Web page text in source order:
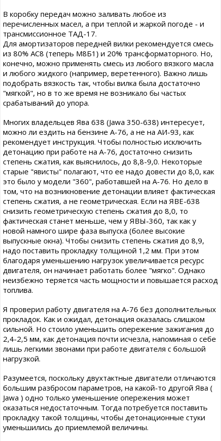
В коробку передач можно заливать любое из
перечисленных масел, а при теплой и жаркой погоде - и
трансмиссионное ТАД-17.
Для амортизаторов передней вилки рекомендуется смесь
из 80% АС8 (теперь М8Б1) и 20% трансформаторного. Но,
конечно, можно применять смесь из любого вязкого масла
и любого жидкого (например, веретенного). Важно лишь
подобрать вязкость так, чтобы вилка была достаточно
"мягкой", но в то же время не возникало бы частых
срабатываний до упора.
Многих владельцев Ява 638 (Jawa 350-638) интересует,
можно ли ездить на бензине А-76, а не на АИ-93, как
рекомендует инструкция. Чтобы полностью исключить
детонацию при работе на А-76, достаточно снизить
степень сжатия, как выяснилось, до 8,8-9,0. Некоторые
старые "явисты" полагают, что ее надо довести до 8,0, как
это было у модели "360", работавшей на А-76. Но дело в
том, что на возникновение детонации влияет фактическая
степень сжатия, а не геометрическая. Если на ЯВЕ-638
снизить геометрическую степень сжатия до 8,0, то
фактическая станет меньше, чем у ЯВЫ-360, так как у
новой намного шире фаза выпуска (более высокие
выпускные окна). Чтобы снизить степень сжатия до 8,9,
надо поставить прокладку толщиной 1,2 мм. При этом
благодаря уменьшению нагрузок увеличивается ресурс
двигателя, он начинает работать более "мягко". Однако
неизбежно теряется часть мощности и повышается расход
топлива.
Я проверил работу двигателя на А-76 без дополнительных
прокладок. Как и ожидал, детонация оказалась слишком
сильной. Но стоило уменьшить опережение зажигания до
2,4-2,5 мм, как детонация почти исчезла, напоминая о себе
лишь легкими звонами при работе двигателя с большой
нагрузкой.
Разумеется, поскольку двухтактные двигатели отличаются
большим разбросом параметров, на какой-то другой Ява (
Jawa ) одно только уменьшение опережения может
оказаться недостаточным. Тогда потребуется поставить
прокладку такой толщины, чтобы детонационные стуки
уменьшились до приемлемой величины.